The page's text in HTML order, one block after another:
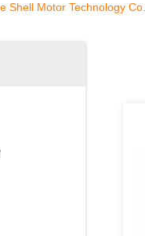
Shell Motor Technology